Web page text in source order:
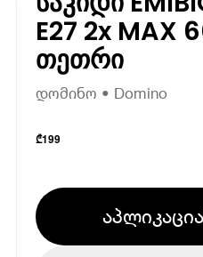
E27 2x MAX
თეთრი
დომინო • Domino
₾199